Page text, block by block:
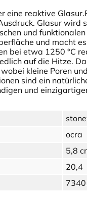
eine reaktive
Glasur wird
und
und macht
bei etwa 1250 °C
auf die Hitze.
kleine Poren
sind ein
und
ocra
5,8
20,4